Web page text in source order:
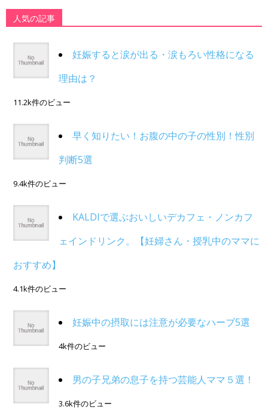
人気の記事
妊娠すると涙が出る・涙もろい性格になる
理由は？
11.2k件のビュー
早く知りたい！お腹の中の子の性別！性別
判断5選
9.4k件のビュー
KALDIで選ぶおいしいデカフェ・ノンカフ
ェインドリンク。【妊婦さん・授乳中のママに
おすすめ】
4.1k件のビュー
妊娠中の摂取には注意が必要なハーブ5選
4k件のビュー
男の子兄弟の息子を持つ芸能人ママ５選！
3.6k件のビュー